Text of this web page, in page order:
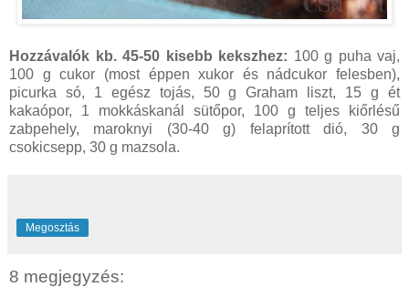
Hozzávalók kb. 45-50 kisebb kekszhez: 100 g puha vaj,
100 g cukor (most éppen xukor és nádcukor felesben),
picurka só, 1 egész tojás, 50 g Graham liszt, 15 g ét
kakaópor, 1 mokkáskanál sütőpor, 100 g teljes kiőrlésű
zabpehely, maroknyi (30-40 g) felaprított dió, 30 g
csokicsepp, 30 g mazsola.
Megosztás
8 megjegyzés: